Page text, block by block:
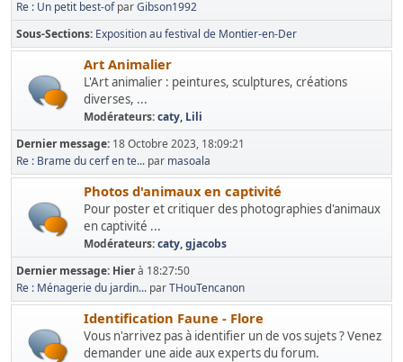
Re : Un petit best-ofparGibson1992
Sous-Sections Exposition au festival de Montier-en-Der
Art Animalier
L'Art animalier : peintures, sculptures, créations
diverses, ...
Modérateurs:caty, Lili
Dernier message: 18 Octobre 2023, 18:09:21
Re : Brame du cerf en te... par masoala
Photos d'animaux en captivité
Pour poster et critiquer des photographies d'animaux
en captivité ...
Modérateurs:caty,gjacobs
Dernier message: Hierà 18:27:50
Re : Ménagerie du jardin... parTHouTencanon
Identification Faune - Flore
Vous n'arrivez pas à identifier un de vos sujets ? Venez
demander une aide aux experts du forum.